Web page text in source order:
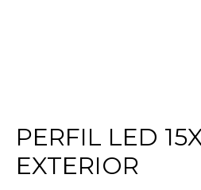
PERFIL LED
EXTERIOR